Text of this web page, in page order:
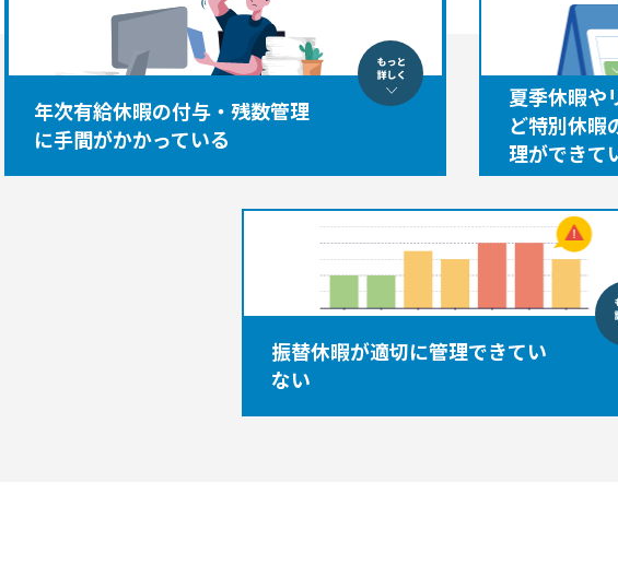
年次有給休暇の付与・残数管理
に手間がかかっている
夏季休暇や
ど特別休暇
理ができて
振替休暇が適切に管理できてい
ない